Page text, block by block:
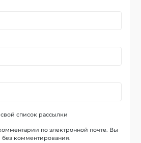
список рассылки
по электронной почте. Вы
без комментирования.